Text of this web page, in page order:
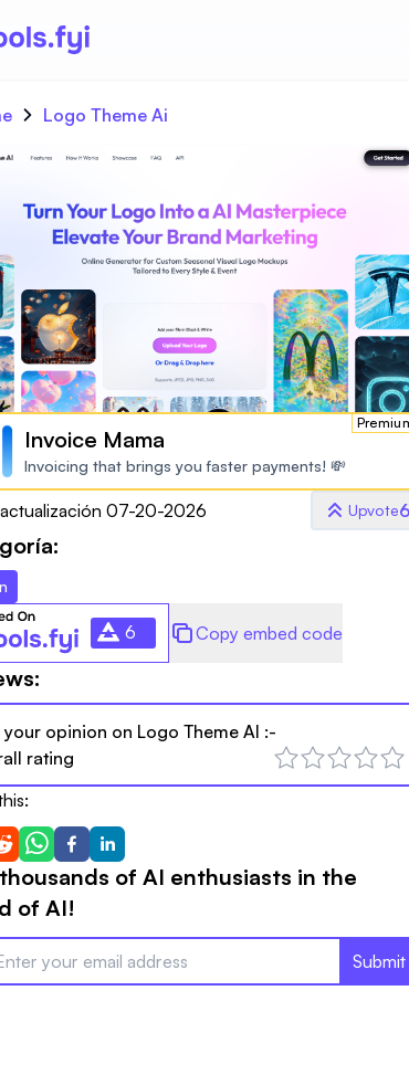
Logo Theme Ai
Invoice Mama
Invoicing that brings you faster payments! 💸
07-20-2026 Upvote6
6 Copy embed code
your opinion on Logo Theme AI :-
rating
of AI enthusiasts in the
of AI!
Submit